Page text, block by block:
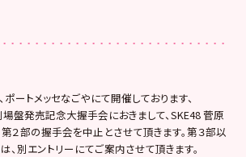
ポートメッセなごやにて開催しております、
場盤発売記念大握手会におきまして、SKE48 菅原
２部の握手会を中止とさせて頂きます。第３部以
、別エントリーにてご案内させて頂きます。